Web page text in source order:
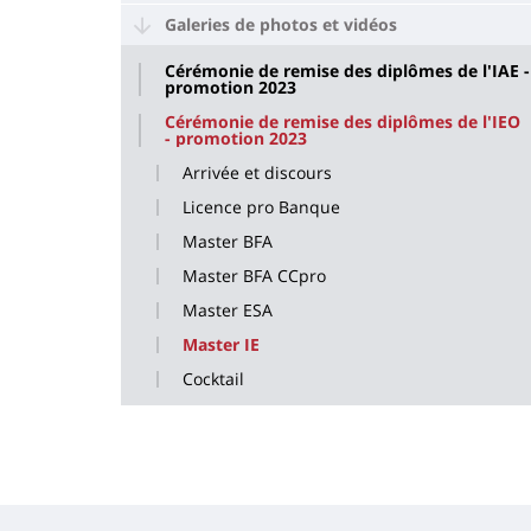
Galeries de photos et vidéos
Cérémonie de remise des diplômes de l'IAE -
promotion 2023
Cérémonie de remise des diplômes de l'IEO
- promotion 2023
Arrivée et discours
Licence pro Banque
Master BFA
Master BFA CCpro
Master ESA
Master IE
Cocktail